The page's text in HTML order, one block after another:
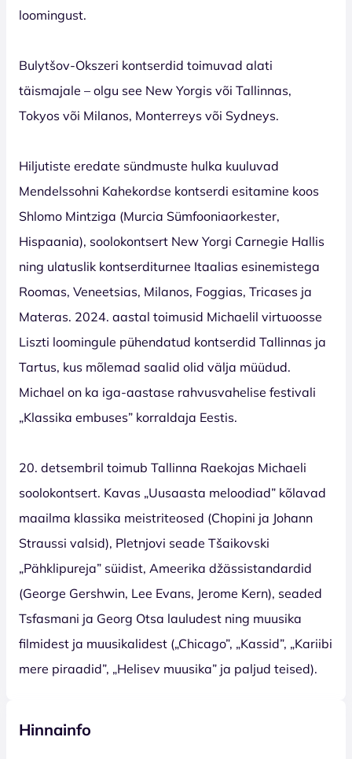
loomingust.
Bulytšov-Okszeri kontserdid toimuvad alati
täismajale – olgu see New Yorgis või Tallinnas,
Tokyos või Milanos, Monterreys või Sydneys.
Hiljutiste eredate sündmuste hulka kuuluvad
Mendelssohni Kahekordse kontserdi esitamine koos
Shlomo Mintziga (Murcia Sümfooniaorkester,
Hispaania), soolokontsert New Yorgi Carnegie Hallis
ning ulatuslik kontserditurnee Itaalias esinemistega
Roomas, Veneetsias, Milanos, Foggias, Tricases ja
Materas. 2024. aastal toimusid Michaelil virtuoosse
Liszti loomingule pühendatud kontserdid Tallinnas ja
Tartus, kus mõlemad saalid olid välja müüdud.
Michael on ka iga-aastase rahvusvahelise festivali
„Klassika embuses” korraldaja Eestis.
20. detsembril toimub Tallinna Raekojas Michaeli
soolokontsert. Kavas „Uusaasta meloodiad” kõlavad
maailma klassika meistriteosed (Chopini ja Johann
Straussi valsid), Pletnjovi seade Tšaikovski
„Pähklipureja” süidist, Ameerika džässistandardid
(George Gershwin, Lee Evans, Jerome Kern), seaded
Tsfasmani ja Georg Otsa lauludest ning muusika
filmidest ja muusikalidest („Chicago”, „Kassid”, „Kariibi
mere piraadid”, „Helisev muusika” ja paljud teised).
Hinnainfo